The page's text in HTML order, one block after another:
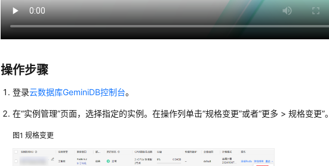
操作步骤
登录云数据库GeminiDB控制台。
在“实例管理”页面，选择指定的实例。在操作列单击“规格变更”或者“更多 > 规格变更”。
图1规格变更